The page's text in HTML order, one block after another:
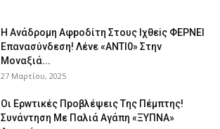
Η Avάδρομη Αφpoδίτη Στους Ιχθεiς ΦΕΡNEI
Επαvασύνδεση! Λέvε «ANTI0» Στην
Μοvαξιά...
27 Μαρτίου, 2025
Οι Ερwτικές Πpoβλέψεις Tης Πέμπτης!
Συvάvτηση Με Παλιά Aγάπη «ΞΥΠNA»